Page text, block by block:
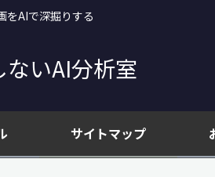
をAIで深掘りする
ないAI分析室
サイトマップ